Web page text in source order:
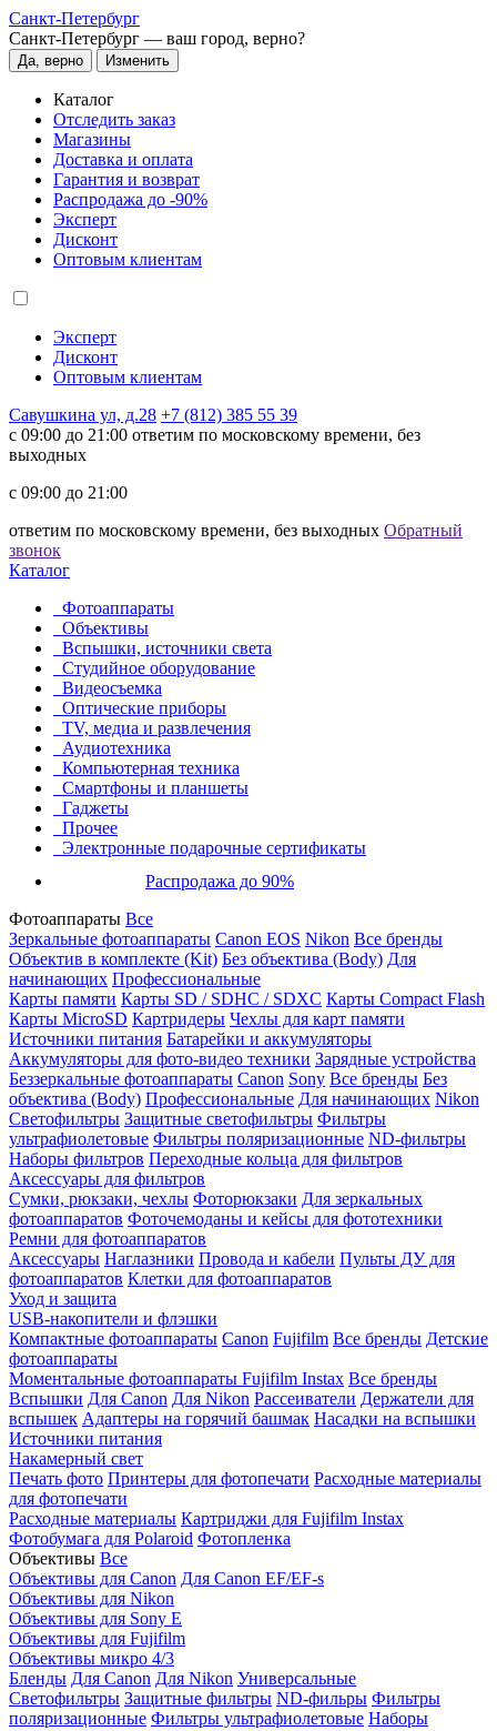
Санкт-Петербург
Санкт-Петербург — ваш город, верно?
Да, верно Изменить
Каталог
Отследить заказ
Магазины
Доставка и оплата
Гарантия и возврат
Распродажа до -90%
Эксперт
Дисконт
Оптовым клиентам
Эксперт
Дисконт
Оптовым клиентам
Савушкина ул, д.28 +7 (812) 385 55 39
c 09:00 до 21:00 ответим по московскому времени, без
выходных
c 09:00 до 21:00
ответим по московскому времени, без выходных Обратный
звонок
Каталог
Фотоаппараты
Объективы
Вспышки, источники света
Студийное оборудование
Видеосъемка
Оптические приборы
TV, медиа и развлечения
Аудиотехника
Компьютерная техника
Смартфоны и планшеты
Гаджеты
Прочее
Электронные подарочные сертификаты
Распродажа до 90%
Фотоаппараты Все
Зеркальные фотоаппараты Canon EOS Nikon Все бренды
Объектив в комплекте (Kit) Без объектива (Body) Для
начинающих Профессиональные
Карты памяти Карты SD / SDHC / SDXC Карты Compact Flash
Карты MicroSD Картридеры Чехлы для карт памяти
Источники питания Батарейки и аккумуляторы
Аккумуляторы для фото-видео техники Зарядные устройства
Беззеркальные фотоаппараты Canon Sony Все бренды Без
объектива (Body) Профессиональные Для начинающих Nikon
Светофильтры Защитные светофильтры Фильтры
ультрафиолетовые Фильтры поляризационные ND-фильтры
Наборы фильтров Переходные кольца для фильтров
Аксессуары для фильтров
Сумки, рюкзаки, чехлы Фоторюкзаки Для зеркальных
фотоаппаратов Фоточемоданы и кейсы для фототехники
Ремни для фотоаппаратов
Аксессуары Наглазники Провода и кабели Пульты ДУ для
фотоаппаратов Клетки для фотоаппаратов
Уход и защита
USB-накопители и флэшки
Компактные фотоаппараты Canon Fujifilm Все бренды Детские
фотоаппараты
Моментальные фотоаппараты Fujifilm Instax Все бренды
Вспышки Для Canon Для Nikon Рассеиватели Держатели для
вспышек Адаптеры на горячий башмак Насадки на вспышки
Источники питания
Накамерный свет
Печать фото Принтеры для фотопечати Расходные материалы
для фотопечати
Расходные материалы Картриджи для Fujifilm Instax
Фотобумага для Polaroid Фотопленка
Объективы Все
Объективы для Canon Для Canon EF/EF-s
Объективы для Nikon
Объективы для Sony E
Объективы для Fujifilm
Объективы микро 4/3
Бленды Для Canon Для Nikon Универсальные
Светофильтры Защитные фильтры ND-фильры Фильтры
поляризационные Фильтры ультрафиолетовые Наборы